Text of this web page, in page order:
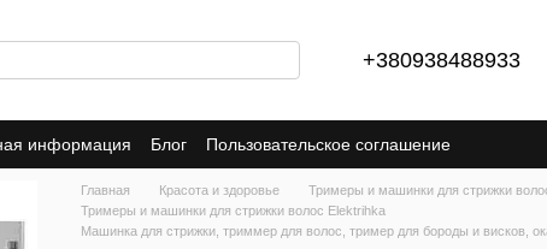
+380938488933
информация Блог
Пользовательское соглашение
Публичная оферта Политика конфиденциальности
Главная Красота и здоровье
Тримеры и машинки для стрижки
Тримеры и машинки для стрижки волос Elektrihka
Машинка для стрижки, триммер для волос, тример для бороды и висков,